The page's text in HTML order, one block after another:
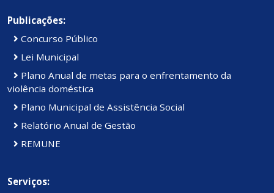
Publicações:
Concurso Público
Lei Municipal
Plano Anual de metas para o enfrentamento da
violência doméstica
Plano Municipal de Assistência Social
Relatório Anual de Gestão
REMUNE
Serviços: